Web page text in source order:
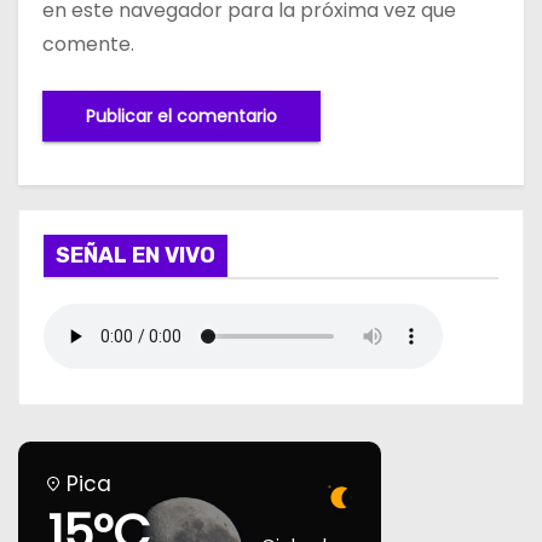
en este navegador para la próxima vez que
comente.
SEÑAL EN VIVO
Pica